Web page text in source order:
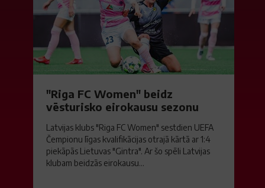
"Riga FC Women" beidz
vēsturisko eirokausu sezonu
Latvijas klubs "Riga FC Women" sestdien UEFA
Čempionu līgas kvalifikācijas otrajā kārtā ar 1:4
piekāpās Lietuvas "Gintra". Ar šo spēli Latvijas
klubam beidzās eirokausu...